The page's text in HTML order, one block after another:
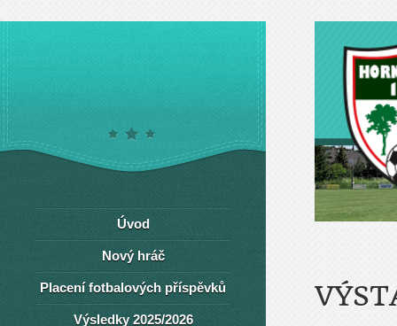
Úvod
Nový hráč
Placení fotbalových příspěvků
Výsledky 2025/2026